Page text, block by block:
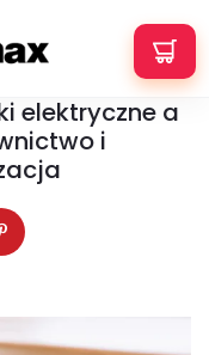
elektryczne a
i